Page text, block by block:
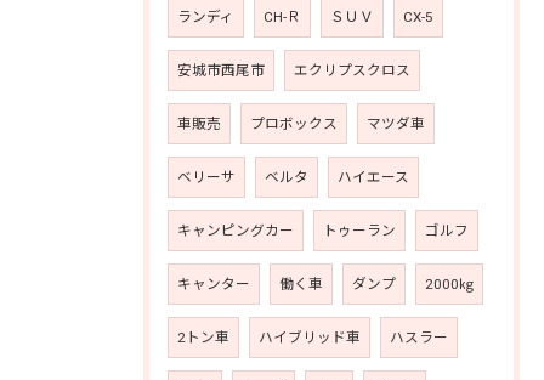
ランディ CH-Ｒ ＳＵＶ CX-5
安城市西尾市 エクリプスクロス
車販売 プロボックス マツダ車
ベリーサ ベルタ ハイエース
キャンピングカー トゥーラン ゴルフ
キャンター 働く車 ダンプ 2000㎏
2トン車 ハイブリッド車 ハスラー